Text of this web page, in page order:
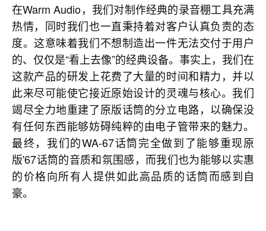
在Warm Audio，我们对制作经典的录音棚工具充满
热情，同时我们也一直秉持着对客户认真负责的态
度。这意味着我们不想制造出一件无法交付于用户
的、仅仅是“看上去像”的经典设备。事实上，我们在
这款产品的研发上花费了大量的时间和精力，并以
此来尽可能使它接近原始设计的灵魂与核心。我们
竭尽全力地重建了原版话筒的分立电路，以确保没
有任何东西能够妨碍纯粹的由电子管带来的魅力。
最终，我们的WA-67话筒完全做到了能够重现原
版'67话筒的音质和氛围感，而我们也为能够以实惠
的价格向所有人提供如此高品质的话筒而感到自
豪。